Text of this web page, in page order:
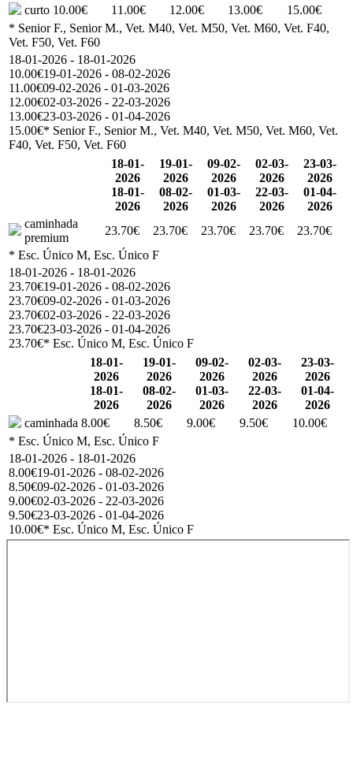
curto 10.00€ 11.00€ 12.00€ 13.00€
15.00€
* Senior F., Senior M., Vet. M40, Vet. M50, Vet. M60, Vet. F40,
Vet. F50, Vet. F60
18-01-2026 - 18-01-2026
10.00€19-01-2026 - 08-02-2026
11.00€09-02-2026 - 01-03-2026
12.00€02-03-2026 - 22-03-2026
13.00€23-03-2026 - 01-04-2026
15.00€* Senior F., Senior M., Vet. M40, Vet. M50, Vet. M60, Vet.
F40, Vet. F50, Vet. F60
18-01-
2026
18-01-
2026
19-01-
2026
08-02-
2026
09-02-
2026
01-03-
2026
02-03-
2026
22-03-
2026
23-03-
2026
01-04-
2026
caminhada
premium
23.70€ 23.70€ 23.70€ 23.70€
23.70€
* Esc. Único M, Esc. Único F
18-01-2026 - 18-01-2026
23.70€19-01-2026 - 08-02-2026
23.70€09-02-2026 - 01-03-2026
23.70€02-03-2026 - 22-03-2026
23.70€23-03-2026 - 01-04-2026
23.70€* Esc. Único M, Esc. Único F
18-01-
2026
18-01-
2026
19-01-
2026
08-02-
2026
09-02-
2026
01-03-
2026
02-03-
2026
22-03-
2026
23-03-
2026
01-04-
2026
caminhada 8.00€ 8.50€ 9.00€ 9.50€
10.00€
* Esc. Único M, Esc. Único F
18-01-2026 - 18-01-2026
8.00€19-01-2026 - 08-02-2026
8.50€09-02-2026 - 01-03-2026
9.00€02-03-2026 - 22-03-2026
9.50€23-03-2026 - 01-04-2026
10.00€* Esc. Único M, Esc. Único F